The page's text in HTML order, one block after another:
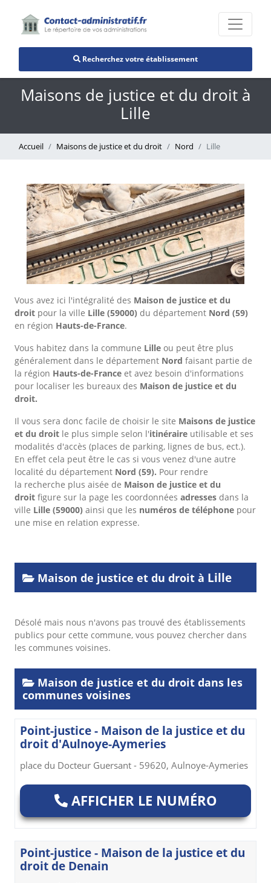
Recherchez votre établissement
Maisons de justice et du droit à
Lille
Accueil Maisons de justice et du droit Nord Lille
Vous avez ici l'intégralité des Maison de justice et du
droit pour la ville Lille (59000) du département Nord (59)
en région Hauts-de-France.
Vous habitez dans la commune Lille ou peut être plus
généralement dans le département Nord faisant partie de
la région Hauts-de-France et avez besoin d'informations
pour localiser les bureaux des Maison de justice et du
droit.
Il vous sera donc facile de choisir le site Maisons de justice
et du droit le plus simple selon l'itinéraire utilisable et ses
modalités d'accès (places de parking, lignes de bus, ect.).
En effet cela peut être le cas si vous venez d'une autre
localité du département Nord (59). Pour rendre
la recherche plus aisée de Maison de justice et du
droit figure sur la page les coordonnées adresses dans la
ville Lille (59000) ainsi que les numéros de téléphone pour
une mise en relation expresse.
Maison de justice et du droit à Lille
Désolé mais nous n'avons pas trouvé des établissements
publics pour cette commune, vous pouvez chercher dans
les communes voisines.
Maison de justice et du droit dans les
communes voisines
Point-justice - Maison de la justice et du
droit d'Aulnoye-Aymeries
place du Docteur Guersant - 59620, Aulnoye-Aymeries
AFFICHER LE NUMÉRO
Point-justice - Maison de la justice et du
droit de Denain